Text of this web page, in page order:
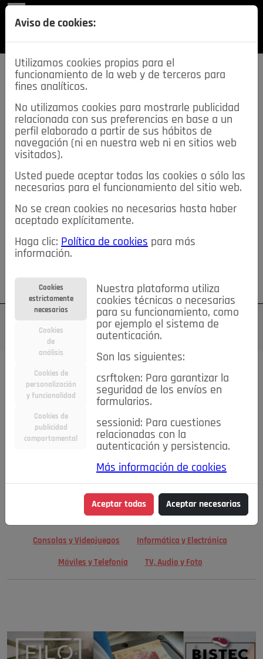
SECCIONES
descarga esta
REVISTA
≡NOTICIAS
NOTICIAS SERVICIOS DE INTERÉS
TABLÓN DE ANUNCIOS MIS ANUNCIOS CONTACTO
NOSOTROS
Su cuenta Regístrese ¿Olvidó su contraseña?
TODAS Deporte Bicicletas Deportes y Ocio
Electrodomésticos
Niños y Bebés Inmobiliaria Construcción y Reformas
Moda Accesorios Ropa Motor
Motor y Accesorios Motos Ocio
Cine, Libros y Música Coleccionismo Otros
Consolas y Videojuegos Informática y Electrónica
Móviles y Telefonía TV, Audio y Foto
Aviso de cookies:
Utilizamos cookies propias para el
funcionamiento de la web y de terceros para
fines analíticos.
No utilizamos cookies para mostrarle publicidad
relacionada con sus preferencias en base a un
perfil elaborado a partir de sus hábitos de
navegación (ni en nuestra web ni en sitios web
visitados).
Usted puede aceptar todas las cookies o sólo las
necesarias para el funcionamiento del sitio web.
No se crean cookies no necesarias hasta haber
aceptado explícitamente.
Haga clic: Política de cookies para más
información.
Cookies
estrictamente
necesarias
Cookies
de
análisis
Cookies de
personalización
y funcionalidad
Cookies de
publicidad
comportamental
Nuestra plataforma utiliza
cookies técnicas o necesarias
para su funcionamiento, como
por ejemplo el sistema de
autenticación.
Son las siguientes:
csrftoken: Para garantizar la
seguridad de los envíos en
formularios.
sessionid: Para cuestiones
relacionadas con la
autenticación y persistencia.
Más información de cookies
Aceptar todas Aceptar necesarias